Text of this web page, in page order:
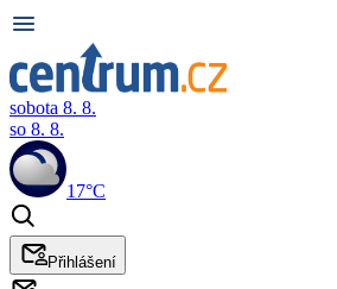
sobota 8. 8.
so 8. 8.
17°C
Přihlášení